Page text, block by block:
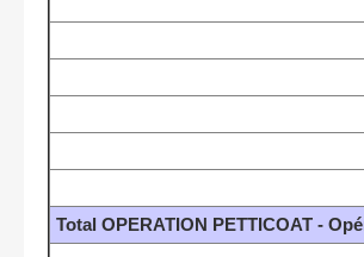
Total OPERATION PETTICOAT -